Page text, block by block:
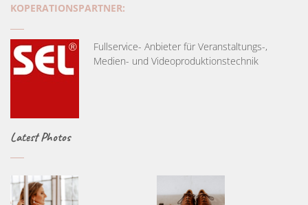
KOPERATIONSPARTNER:
Fullservice- Anbieter für Veranstaltungs-,
Medien- und Videoproduktionstechnik
Latest Photos